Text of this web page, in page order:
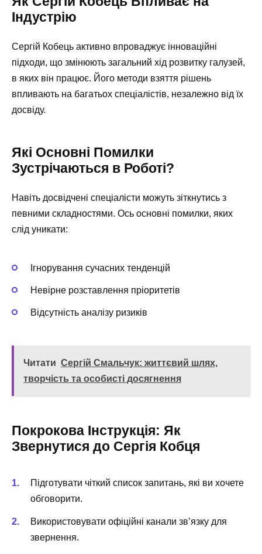
Індустрію
Сергій Кобець активно впроваджує інноваційні
підходи, що змінюють загальний хід розвитку галузей,
в яких він працює. Його методи взяття рішень
впливають на багатьох спеціалістів, незалежно від їх
досвіду.
Які Основні Помилки
Зустрічаються в Роботі?
Навіть досвідчені спеціалісти можуть зіткнутись з
певними складностями. Ось основні помилки, яких
слід уникати:
Ігнорування сучасних тенденцій
Невірне розставлення пріоритетів
Відсутність аналізу ризиків
Читати Сергій Смальчук: життєвий шлях,
творчість та особисті досягнення
Покрокова Інструкція: Як
Звернутися до Сергія Кобця
Підготувати чіткий список запитань, які ви хочете
обговорити.
Використовувати офіційні канали зв’язку для
звернення.